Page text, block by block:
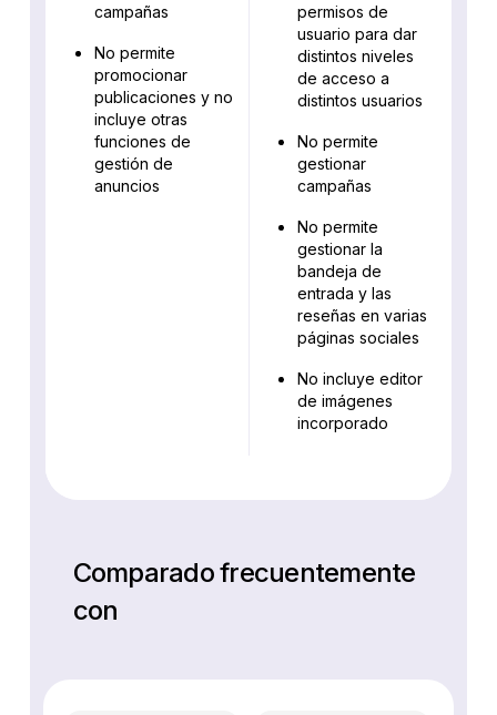
campañas
No permite
promocionar
publicaciones y no
incluye otras
funciones de
gestión de
anuncios
permisos de
usuario para dar
distintos niveles
de acceso a
distintos usuarios
No permite
gestionar
campañas
No permite
gestionar la
bandeja de
entrada y las
reseñas en varias
páginas sociales
No incluye editor
de imágenes
incorporado
Comparado frecuentemente
con